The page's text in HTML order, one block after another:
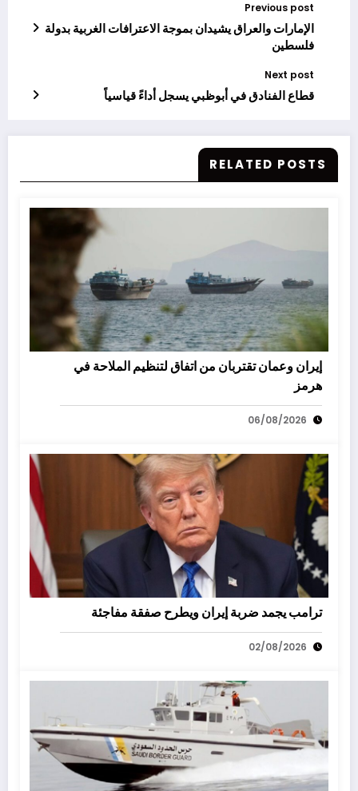
Previous post
الإمارات والعراق يشيدان بموجة الاعترافات الغربية بدولة
فلسطين
Next post
قطاع الفنادق في أبوظبي يسجل أداءً قياسياً
RELATED POSTS
إيران وعمان تقتربان من اتفاق لتنظيم الملاحة في
هرمز
06/08/2026
ترامب يجمد ضربة إيران ويطرح صفقة مفاجئة
02/08/2026